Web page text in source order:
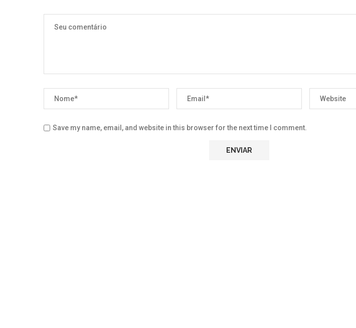
Save my name, email, and website in this browser for the next time I comment.